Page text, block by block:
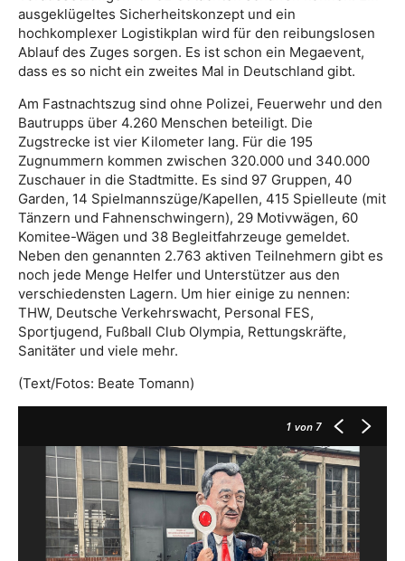
ausgeklügeltes Sicherheitskonzept und ein
hochkomplexer Logistikplan wird für den reibungslosen
Ablauf des Zuges sorgen. Es ist schon ein Megaevent,
dass es so nicht ein zweites Mal in Deutschland gibt.
Am Fastnachtszug sind ohne Polizei, Feuerwehr und den
Bautrupps über 4.260 Menschen beteiligt. Die
Zugstrecke ist vier Kilometer lang. Für die 195
Zugnummern kommen zwischen 320.000 und 340.000
Zuschauer in die Stadtmitte. Es sind 97 Gruppen, 40
Garden, 14 Spielmannszüge/Kapellen, 415 Spielleute (mit
Tänzern und Fahnenschwingern), 29 Motivwägen, 60
Komitee-Wägen und 38 Begleitfahrzeuge gemeldet.
Neben den genannten 2.763 aktiven Teilnehmern gibt es
noch jede Menge Helfer und Unterstützer aus den
verschiedensten Lagern. Um hier einige zu nennen:
THW, Deutsche Verkehrswacht, Personal FES,
Sportjugend, Fußball Club Olympia, Rettungskräfte,
Sanitäter und viele mehr.
(Text/Fotos: Beate Tomann)
1 von 7